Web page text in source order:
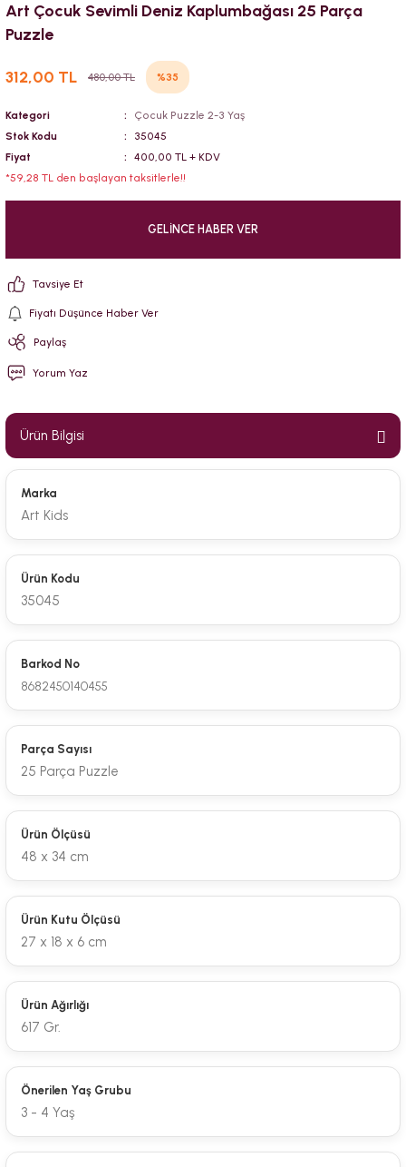
Art Çocuk Sevimli Deniz Kaplumbağası 25 Parça
Puzzle
312,00 TL 480,00 TL %35
Kategori
Çocuk Puzzle 2-3 Yaş
Stok Kodu
35045
Fiyat
400,00 TL + KDV
*59,28 TL den başlayan taksitlerle!!
GELINCE HABER VER
Tavsiye Et
Fiyatı Düşünce Haber Ver
Paylaş
Yorum Yaz
Ürün Bilgisi
Marka
Art Kids
Ürün Kodu
35045
Barkod No
8682450140455
Parça Sayısı
25 Parça Puzzle
Ürün Ölçüsü
48 x 34 cm
Ürün Kutu Ölçüsü
27 x 18 x 6 cm
Ürün Ağırlığı
617 Gr.
Önerilen Yaş Grubu
3 - 4 Yaş